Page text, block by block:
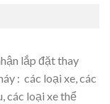
lắp đặt thay
: các loại xe, các
các loại xe thể